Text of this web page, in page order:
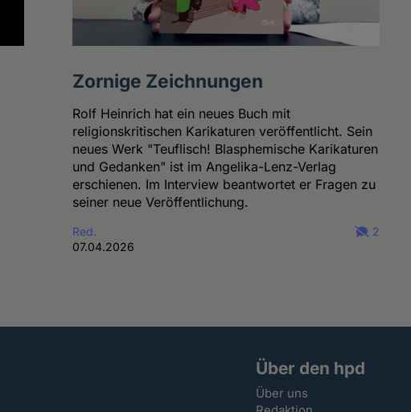
Zornige Zeichnungen
Rolf Heinrich hat ein neues Buch mit
religionskritischen Karikaturen veröffentlicht. Sein
neues Werk "Teuflisch! Blasphemische Karikaturen
und Gedanken" ist im Angelika-Lenz-Verlag
erschienen. Im Interview beantwortet er Fragen zu
seiner neue Veröffentlichung.
Red.
07.04.2026
2
Über den hpd
Über uns